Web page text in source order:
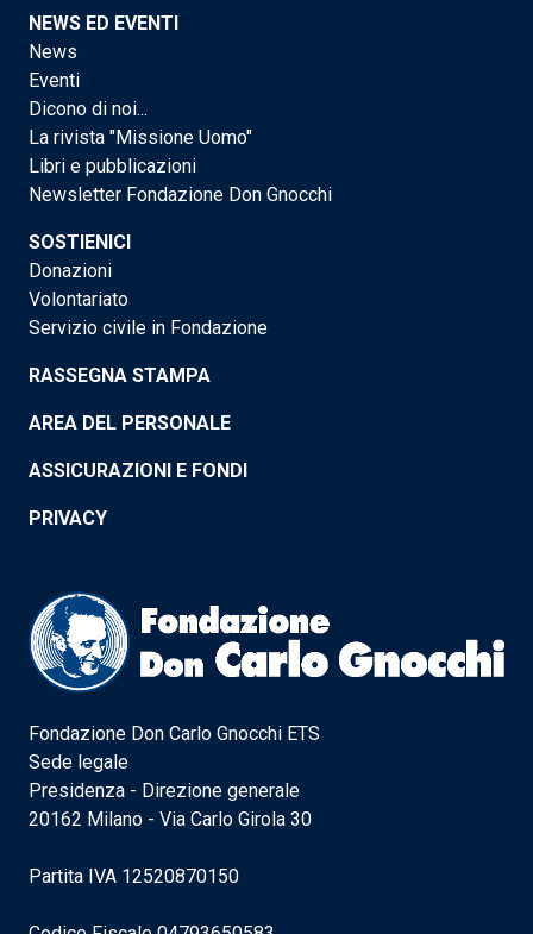
NEWS ED EVENTI
News
Eventi
Dicono di noi...
La rivista "Missione Uomo"
Libri e pubblicazioni
Newsletter Fondazione Don Gnocchi
SOSTIENICI
Donazioni
Volontariato
Servizio civile in Fondazione
RASSEGNA STAMPA
AREA DEL PERSONALE
ASSICURAZIONI E FONDI
PRIVACY
Fondazione Don Carlo Gnocchi ETS
Sede legale
Presidenza - Direzione generale
20162 Milano - Via Carlo Girola 30
Partita IVA 12520870150